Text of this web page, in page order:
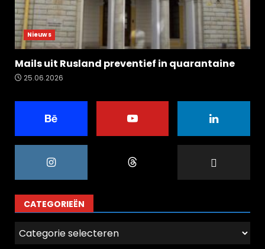
Nieuws
Mails uit Rusland preventief in quarantaine
25.06.2026
CATEGORIEËN
Categorieën